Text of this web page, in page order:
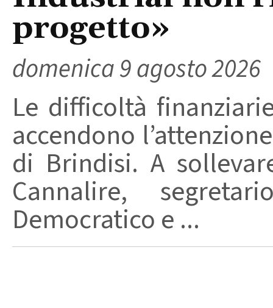
progetto»
domenica 9 agosto 2026
Le difficoltà
accendono
di Brindisi. A
Cannalire,
Democratico e ...